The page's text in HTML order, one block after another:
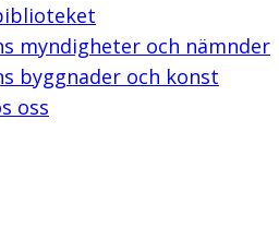
myndigheter och nämnder
byggnader och konst
oss